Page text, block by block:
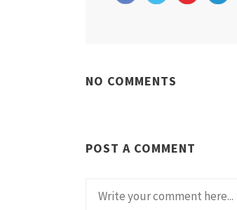
NO COMMENTS
POST A COMMENT